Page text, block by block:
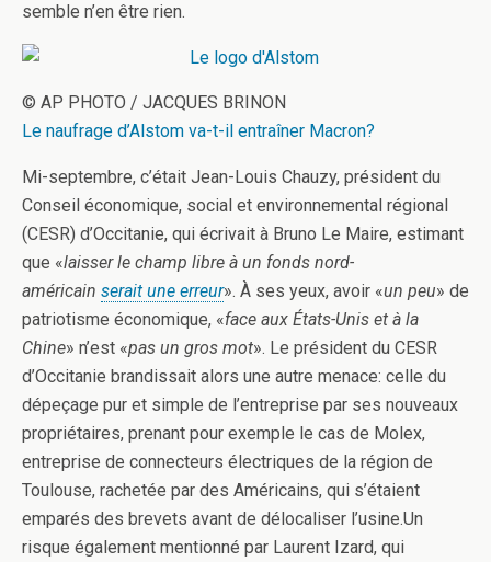
semble n’en être rien.
© AP PHOTO / JACQUES BRINON
Le naufrage d’Alstom va-t-il entraîner Macron?
Mi-septembre, c’était Jean-Louis Chauzy, président du
Conseil économique, social et environnemental régional
(CESR) d’Occitanie, qui écrivait à Bruno Le Maire, estimant
que «laisser le champ libre à un fonds nord-
américain serait une erreur». À ses yeux, avoir «un peu» de
patriotisme économique, «face aux États-Unis et à la
Chine» n’est «pas un gros mot». Le président du CESR
d’Occitanie brandissait alors une autre menace: celle du
dépeçage pur et simple de l’entreprise par ses nouveaux
propriétaires, prenant pour exemple le cas de Molex,
entreprise de connecteurs électriques de la région de
Toulouse, rachetée par des Américains, qui s’étaient
emparés des brevets avant de délocaliser l’usine.Un
risque également mentionné par Laurent Izard, qui